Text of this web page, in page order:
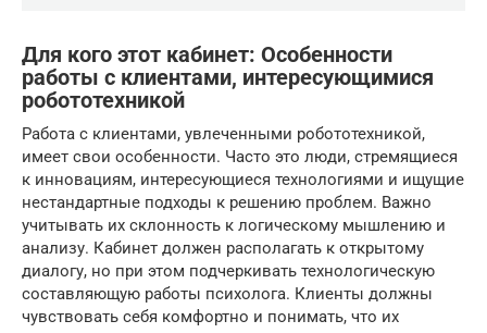
Для кого этот кабинет: Особенности
работы с клиентами, интересующимися
робототехникой
Работа с клиентами, увлеченными робототехникой,
имеет свои особенности. Часто это люди, стремящиеся
к инновациям, интересующиеся технологиями и ищущие
нестандартные подходы к решению проблем. Важно
учитывать их склонность к логическому мышлению и
анализу. Кабинет должен располагать к открытому
диалогу, но при этом подчеркивать технологическую
составляющую работы психолога. Клиенты должны
чувствовать себя комфортно и понимать, что их